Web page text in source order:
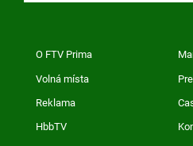
O FTV Prima
Volná místa
Reklama
HbbTV